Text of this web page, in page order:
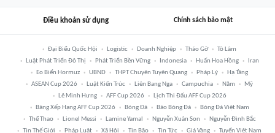
Điều khoản sử dụng Chính sách bảo mật
Đại Biểu Quốc Hội Logistic Doanh Nghiệp Tháo Gỡ
Tô Lâm
Luật Phát Triển Đô Thị
Phát Triển Bền Vững Indonesia Huấn Hoa Hồng
Iran
Eo Biển Hormuz
UBND THPT Chuyên Tuyên Quang Pháp Lý
Hạ Tầng
ASEAN Cup 2026
Luật Kiến Trúc Liên Bang Nga Campuchia Năm
Mỹ
Lê Minh Hưng
AFF Cup 2026
Lịch Thi Đấu AFF Cup 2026
Bảng Xếp Hạng AFF Cup 2026
Bóng Đá Báo Bóng Đá
Bóng Đá Việt Nam
Thể Thao
Lionel Messi Lamine Yamal Nguyễn Xuân Son
Nguyễn Đình Bắc
Tin Thế Giới
Pháp Luật Xã Hội Tin Bão Tin Tức Giá Vàng Tuyển Việt Nam